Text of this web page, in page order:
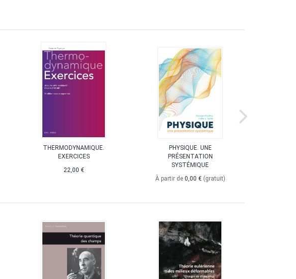
THERMODYNAMIQUE.
EXERCICES
22,00 €
PHYSIQUE. UNE
PRÉSENTATION
SYSTÉMIQUE
À partir de 0,00 € (gratuit)